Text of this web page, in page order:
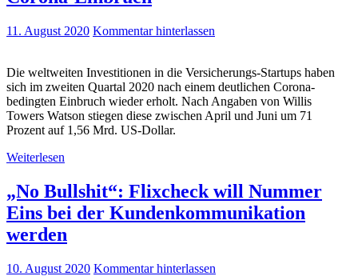
11. August 2020 Kommentar hinterlassen
Die weltweiten Investitionen in die Versicherungs-Startups haben
sich im zweiten Quartal 2020 nach einem deutlichen Corona-
bedingten Einbruch wieder erholt. Nach Angaben von Willis
Towers Watson stiegen diese zwischen April und Juni um 71
Prozent auf 1,56 Mrd. US-Dollar.
Weiterlesen
„No Bullshit“: Flixcheck will Nummer
Eins bei der Kundenkommunikation
werden
10. August 2020 Kommentar hinterlassen